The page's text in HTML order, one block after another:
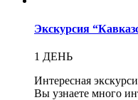
Экскурсия
1 ДЕНЬ
Интересная
Вы узнаете много